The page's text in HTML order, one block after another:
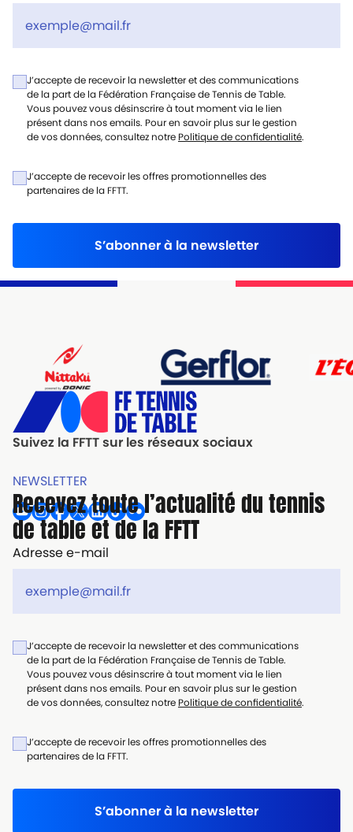
J’accepte de recevoir la newsletter et des communications
de la part de la Fédération Française de Tennis de Table.
Vous pouvez vous désinscrire à tout moment via le lien
présent dans nos emails. Pour en savoir plus sur le gestion
de vos données, consultez notre Politique de confidentialité.
J’accepte de recevoir les offres promotionnelles des
partenaires de la FFTT.
S’abonner à la newsletter
Suivez la FFTT sur les réseaux sociaux
NEWSLETTER
Recevez toute l’actualité du tennis
de table et de la FFTT
Adresse e-mail
J’accepte de recevoir la newsletter et des communications
de la part de la Fédération Française de Tennis de Table.
Vous pouvez vous désinscrire à tout moment via le lien
présent dans nos emails. Pour en savoir plus sur le gestion
de vos données, consultez notre Politique de confidentialité.
J’accepte de recevoir les offres promotionnelles des
partenaires de la FFTT.
S’abonner à la newsletter